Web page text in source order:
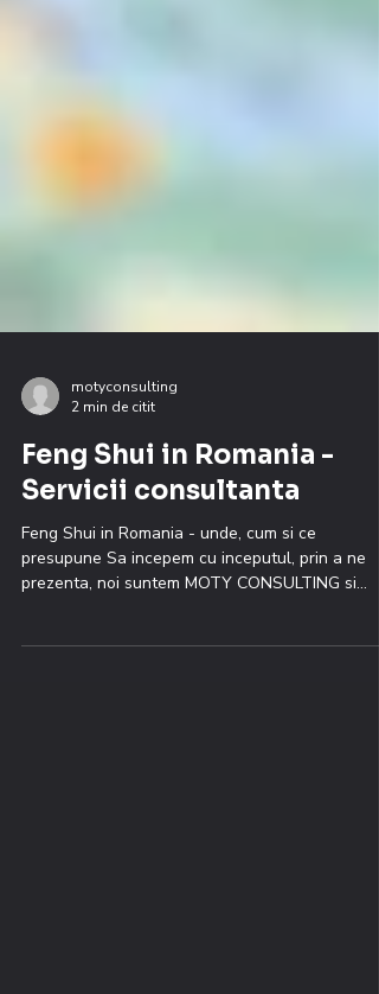
motyconsulting
2 min de citit
Feng Shui in Romania -
Servicii consultanta
Feng Shui in Romania - unde, cum si ce
prezenta, noi suntem MOTY CONSULTING si